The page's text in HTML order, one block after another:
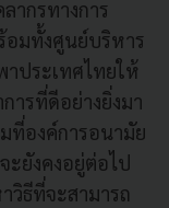
ากรทางการ
มทั้งศูนย์บริหาร
ประเทศไทยให้
ารที่ดีอย่างยิ่งมา
ที่องค์การอนามัย
ะยังคงอยู่ต่อไป
วิธีที่จะสามารถ